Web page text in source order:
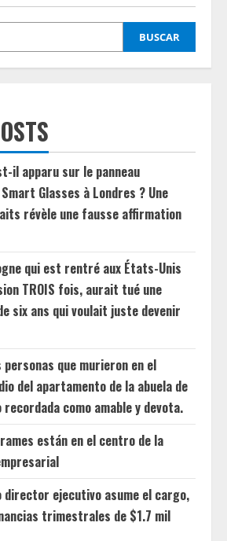
BUSCAR
il apparu sur le panneau
Glasses à Londres ? Une
révèle une fausse affirmation
qui est rentré aux États-Unis
TROIS fois, aurait tué une
six ans qui voulait juste devenir
que murieron en el
del apartamento de la abuela de
recordada como amable y devota.
están en el centro de la
director ejecutivo asume el cargo,
trimestrales de $1.7 mil